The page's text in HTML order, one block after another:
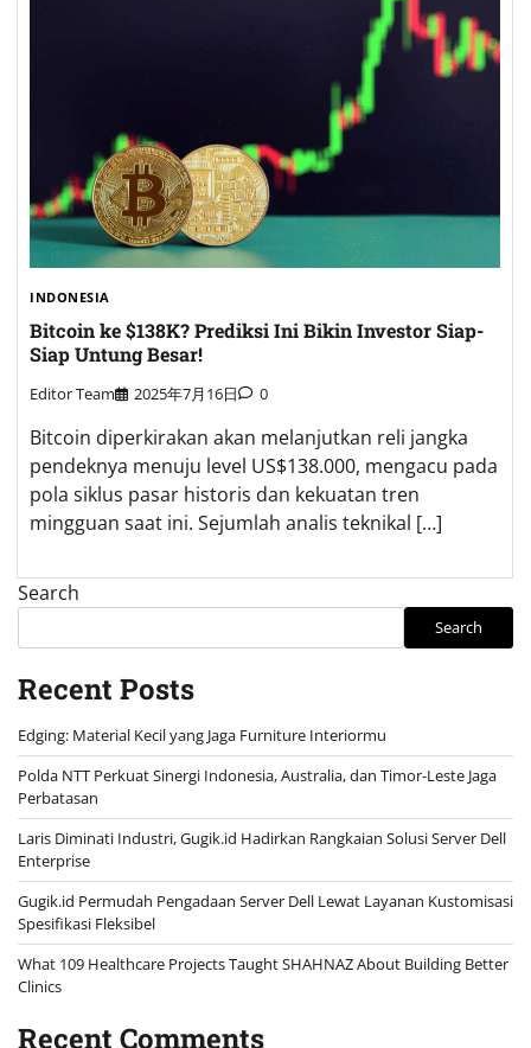
INDONESIA
Bitcoin ke $138K? Prediksi Ini Bikin Investor Siap-
Siap Untung Besar!
Editor Team 2025年7月16日 0
Bitcoin diperkirakan akan melanjutkan reli jangka
pendeknya menuju level US$138.000, mengacu pada
pola siklus pasar historis dan kekuatan tren
mingguan saat ini. Sejumlah analis teknikal […]
Search
Search
Recent Posts
Edging: Material Kecil yang Jaga Furniture Interiormu
Polda NTT Perkuat Sinergi Indonesia, Australia, dan Timor-Leste Jaga
Perbatasan
Laris Diminati Industri, Gugik.id Hadirkan Rangkaian Solusi Server Dell
Enterprise
Gugik.id Permudah Pengadaan Server Dell Lewat Layanan Kustomisasi
Spesifikasi Fleksibel
What 109 Healthcare Projects Taught SHAHNAZ About Building Better
Clinics
Recent Comments